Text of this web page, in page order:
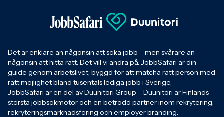
Det är enklare än någonsin att söka jobb – men svårare än
någonsin att hitta rätt. Det vill vi ändra på. JobbSafari är din
guide genom arbetslivet, byggd för att matcha rätt person med
rätt möjlighet bland tusentals lediga jobb i Sverige.
JobbSafari är en del av Duunitori Group – Duunitori är Finlands
största jobbsökmotor och en betrodd partner inom rekrytering,
rekryteringsmarknadsföring och employer branding.